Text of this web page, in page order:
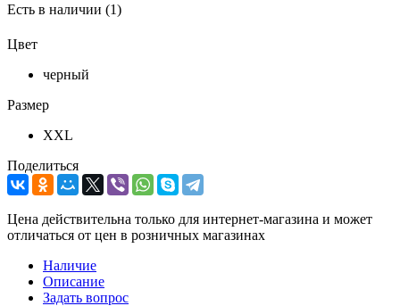
Есть в наличии (1)
Цвет
черный
Размер
XXL
Поделиться
Цена действительна только для интернет-магазина и может
отличаться от цен в розничных магазинах
Наличие
Описание
Задать вопрос